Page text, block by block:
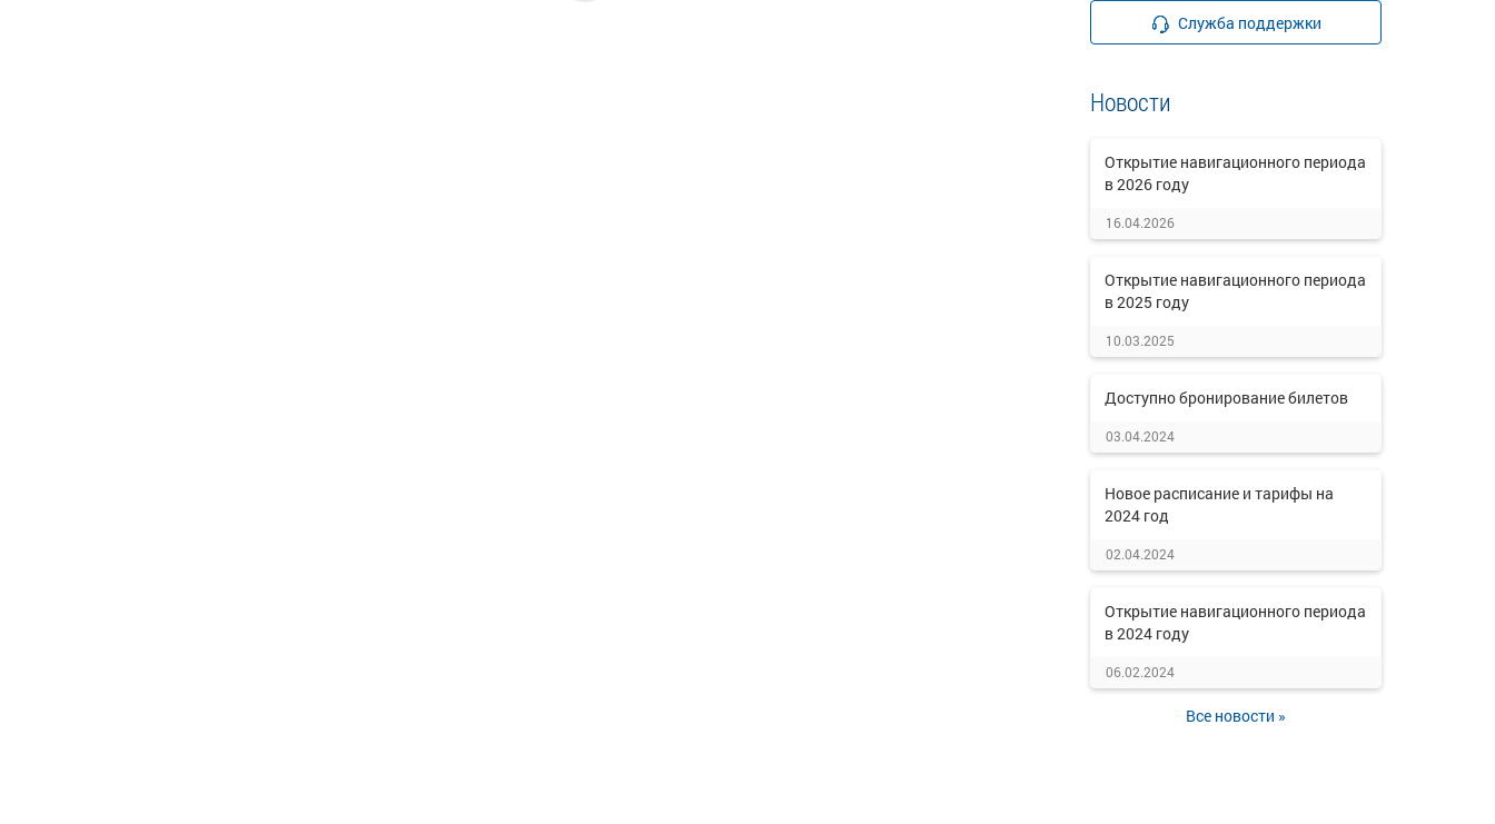
Служба поддержки
Новости
Открытие навигационного периода
в 2026 году
16.04.2026
Открытие навигационного периода
в 2025 году
10.03.2025
Доступно бронирование билетов
03.04.2024
Новое расписание и тарифы на
2024 год
02.04.2024
Открытие навигационного периода
в 2024 году
06.02.2024
Все новости »